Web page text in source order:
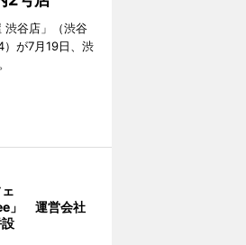
渋谷店」（渋谷
が7月19日、渋
」 運営会社